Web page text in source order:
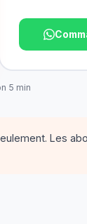
5 min
Les